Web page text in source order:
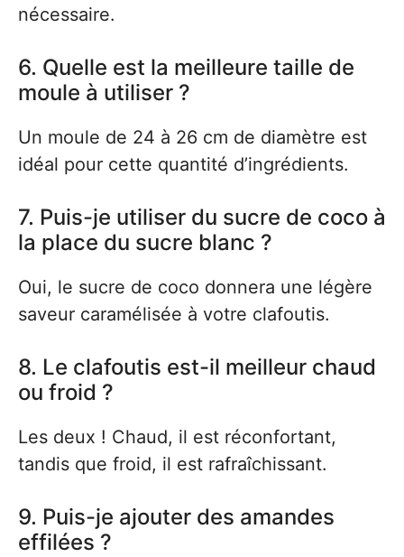
nécessaire.
6. Quelle est la meilleure taille de
moule à utiliser ?
Un moule de 24 à 26 cm de diamètre est
idéal pour cette quantité d’ingrédients.
7. Puis-je utiliser du sucre de coco à
la place du sucre blanc ?
Oui, le sucre de coco donnera une légère
saveur caramélisée à votre clafoutis.
8. Le clafoutis est-il meilleur chaud
ou froid ?
Les deux ! Chaud, il est réconfortant,
tandis que froid, il est rafraîchissant.
9. Puis-je ajouter des amandes
effilées ?